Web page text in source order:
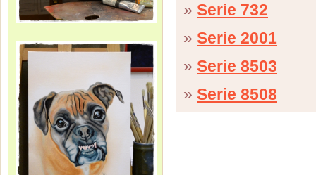
» Serie 732
» Serie 2001
» Serie 8503
» Serie 8508